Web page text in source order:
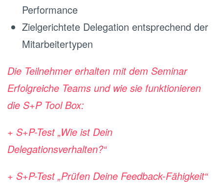
Performance
Zielgerichtete Delegation entsprechend der
Mitarbeitertypen
Die Teilnehmer erhalten mit dem Seminar
Erfolgreiche Teams und wie sie funktionieren
die S+P Tool Box:
+ S+P-Test „Wie ist Dein
Delegationsverhalten?“
+ S+P-Test „Prüfen Deine Feedback-Fähigkeit“